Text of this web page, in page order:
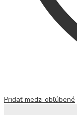
Pridať medzi obľúbené